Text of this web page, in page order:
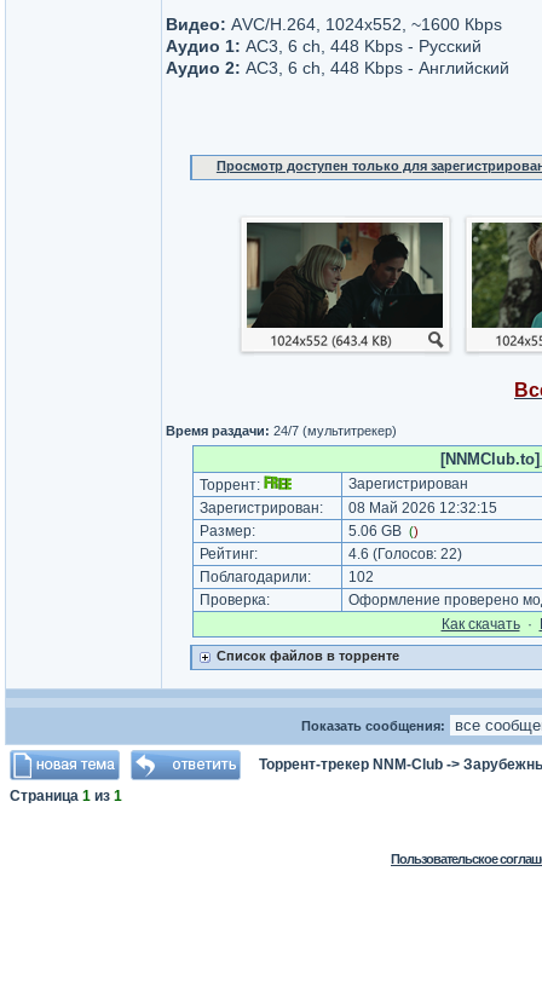
Видео: АVC/H.264, 1024х552, ~1600 Кbps
Аудио 1: AC3, 6 ch, 448 Kbps - Русский
Аудио 2: AC3, 6 ch, 448 Kbps - Английский
Просмотр доступен только для
Время раздачи: 24/7 (мультитрекер)
Торрент:
Зарегистрирован
Зарегистрирован:
08 Май 2026 12:32:15
Размер:
5.06 GB ()
Рейтинг: 4.6 (Голосов: 22)
Поблагодарили:
102
Проверка:
Оформление проверено
Как cкачать·
Список файлов в торренте
Показать сообщения:
Торрент-трекер NNM-Club ->
Страница 1 из 1
Пользовательское